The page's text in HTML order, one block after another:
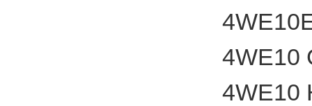
4WE10
4WE10